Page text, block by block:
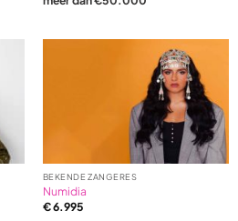
BEKENDE ZANGERES
Numidia
€6.995